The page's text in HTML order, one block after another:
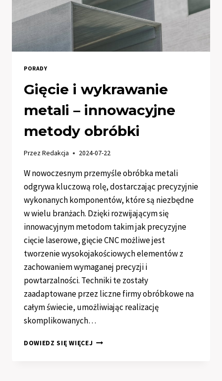
PORADY
Gięcie i wykrawanie
metali – innowacyjne
metody obróbki
PrzezRedakcja 2024-07-22
W nowoczesnym przemyśle obróbka metali
odgrywa kluczową rolę, dostarczając precyzyjnie
wykonanych komponentów, które są niezbędne
w wielu branżach. Dzięki rozwijającym się
innowacyjnym metodom takim jak precyzyjne
cięcie laserowe, gięcie CNC możliwe jest
tworzenie wysokojakościowych elementów z
zachowaniem wymaganej precyzji i
powtarzalności. Techniki te zostały
zaadaptowane przez liczne firmy obróbkowe na
całym świecie, umożliwiając realizację
skomplikowanych…
DOWIEDZ SIĘ WIĘCEJ GIĘCIE